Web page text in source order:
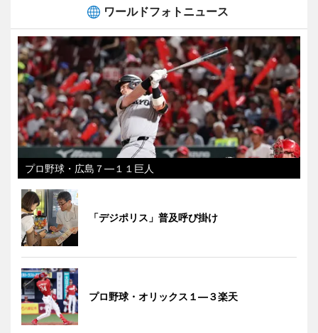
ワールドフォトニュース
プロ野球・広島７―１１巨人
「デジポリス」普及呼び掛け
プロ野球・オリックス１―３楽天